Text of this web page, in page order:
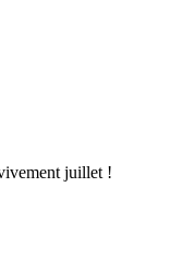
juillet !